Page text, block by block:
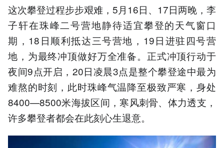
这次攀登过程步步艰难，5月16日、17日两晚，李
子轩在珠峰二号营地静待适宜攀登的天气窗口
期，18日顺利抵达三号营地，19日进驻四号营
地，为最终冲顶做好万全准备。正式冲顶行动于
夜间9点开启，20日凌晨3点是整个攀登途中最为
难熬的时刻，此时珠峰气温降至极致严寒，身处
8400—8500米海拔区间，寒风刺骨、体力透支，
许多攀登者都会在此刻心生退意。